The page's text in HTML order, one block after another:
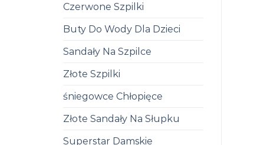
Czerwone Szpilki
Buty Do Wody Dla Dzieci
Sandały Na Szpilce
Złote Szpilki
śniegowce Chłopięce
Złote Sandały Na Słupku
Superstar Damskie